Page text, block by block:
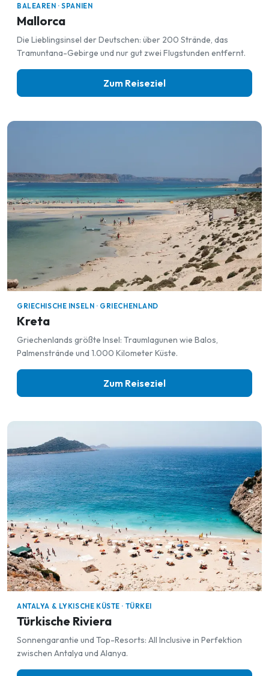
BALEAREN · SPANIEN
Mallorca
Die Lieblingsinsel der Deutschen: über 200 Strände, das
Tramuntana-Gebirge und nur gut zwei Flugstunden entfernt.
Zum Reiseziel
GRIECHISCHE INSELN · GRIECHENLAND
Kreta
Griechenlands größte Insel: Traumlagunen wie Balos,
Palmenstrände und 1.000 Kilometer Küste.
Zum Reiseziel
ANTALYA & LYKISCHE KÜSTE · TÜRKEI
Türkische Riviera
Sonnengarantie und Top-Resorts: All Inclusive in Perfektion
zwischen Antalya und Alanya.